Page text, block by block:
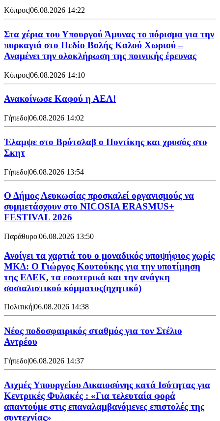
Κύπρος|06.08.2026 14:22
Στα χέρια του Υπουργού Άμυνας το πόρισμα για την
πυρκαγιά στο Πεδίο Βολής Καλού Χωριού –
Αναμένει την ολοκλήρωση της ποινικής έρευνας
Κύπρος|06.08.2026 14:10
Ανακοίνωσε Καφού η ΑΕΛ!
Γήπεδο|06.08.2026 14:02
Έλαμψε στο Βρότσλαβ ο Ποντίκης και χρυσός στο
Σκητ
Γήπεδο|06.08.2026 13:54
Ο Δήμος Λευκωσίας προσκαλεί οργανισμούς να
συμμετάσχουν στο NICOSIA ERASMUS+
FESTIVAL 2026
Παράθυρο|06.08.2026 13:50
Ανοίγει τα χαρτιά του ο μοναδικός υποψήφιος χωρίς
ΜΚΔ: Ο Γιώργος Κουτούκης για την υποτίμηση
της ΕΔΕΚ, τα εσωτερικά και την ανάγκη
σοσιαλιστικού κόμματος(ηχητικό)
Πολιτική|06.08.2026 14:38
Νέος ποδοσφαιρικός σταθμός για τον Στέλιο
Αντρέου
Γήπεδο|06.08.2026 14:37
Αιχμές Υπουργείου Δικαιοσύνης κατά Ισότητας για
Κεντρικές Φυλακές : «Για τελευταία φορά
απαντούμε στις επαναλαμβανόμενες επιστολές της
συντεχνίας»